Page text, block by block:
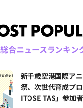
総合ニュースランキン
新千歳空港国際ア
祭、次世代育成プ
ITOSE TAS」参加